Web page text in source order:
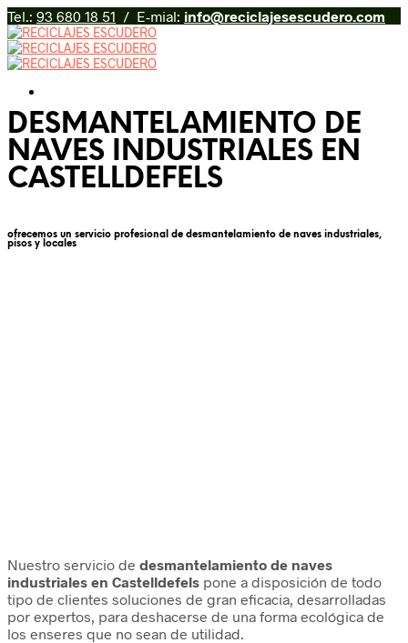
Tel.: 93 680 18 51 / E-mial: info@reciclajesescudero.com
DESMANTELAMIENTO DE
NAVES INDUSTRIALES EN
CASTELLDEFELS
ofrecemos un servicio profesional de desmantelamiento de naves industriales,
pisos y locales
Nuestro servicio de desmantelamiento de naves
industriales en Castelldefels pone a disposición de todo
tipo de clientes soluciones de gran eficacia, desarrolladas
por expertos, para deshacerse de una forma ecológica de
los enseres que no sean de utilidad.